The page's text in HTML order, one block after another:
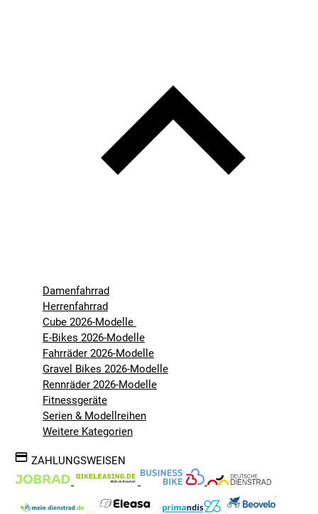
Damenfahrrad
Herrenfahrrad
Cube 2026-Modelle
E-Bikes 2026-Modelle
Fahrräder 2026-Modelle
Gravel Bikes 2026-Modelle
Rennräder 2026-Modelle
Fitnessgeräte
Serien & Modellreihen
Weitere Kategorien
ZAHLUNGSWEISEN